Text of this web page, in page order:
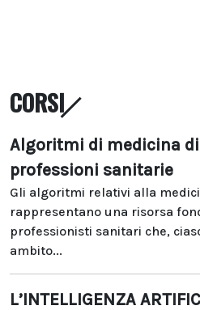
CORSI
Algoritmi di medicina
professioni sanitarie
Gli algoritmi relativi alla
rappresentano una risorsa
professionisti sanitari che,
ambito...
L’INTELLIGENZA